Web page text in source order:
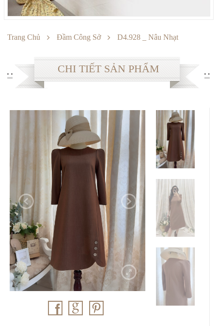
Sản phẩm khuyến mại
Chế độ bảo hành
Chuyển khoản
Thông số Size
LIÊN HỆ
FACEBOOK
Trang Chủ Đầm Công Sở D4.928 _ Nâu Nhạt
CHI TIẾT SẢN PHẨM